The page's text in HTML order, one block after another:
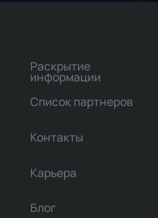
Раскрытие
информации
Список партнеров
Контакты
Карьера
Блог